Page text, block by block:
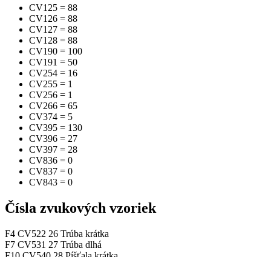
CV125 = 88
CV126 = 88
CV127 = 88
CV128 = 88
CV190 = 100
CV191 = 50
CV254 = 16
CV255 = 1
CV256 = 1
CV266 = 65
CV374 = 5
CV395 = 130
CV396 = 27
CV397 = 28
CV836 = 0
CV837 = 0
CV843 = 0
Čísla zvukových vzoriek
F4 CV522 26 Trúba krátka
F7 CV531 27 Trúba dlhá